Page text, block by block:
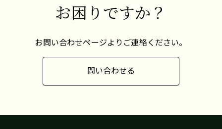
お困りですか？
お問い合わせページよりご連絡ください。
問い合わせる